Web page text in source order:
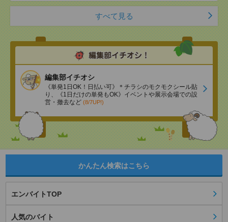
すべて見る
編集部イチオシ
《単発1日OK！日払い可》＊チラシのモクモクシール貼
り、《1日だけの単発もOK》イベントや展示会場での設
営・撤去など (8/7UP!)
かんたん検索はこちら
エンバイトTOP
人気のバイト